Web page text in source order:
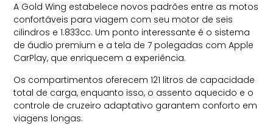
A Gold Wing estabelece novos padrões entre as motos
confortáveis para viagem com seu motor de seis
cilindros e 1.833cc. Um ponto interessante é o sistema
de áudio premium e a tela de 7 polegadas com Apple
CarPlay, que enriquecem a experiência.
Os compartimentos oferecem 121 litros de capacidade
total de carga, enquanto isso, o assento aquecido e o
controle de cruzeiro adaptativo garantem conforto em
viagens longas.